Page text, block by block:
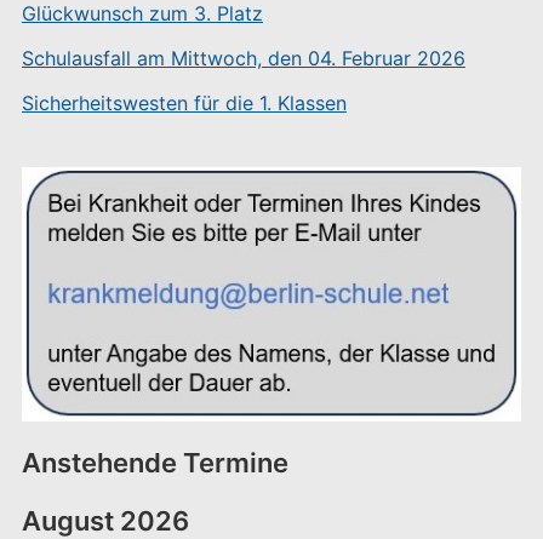
Glückwunsch zum 3. Platz
Schulausfall am Mittwoch, den 04. Februar 2026
Sicherheitswesten für die 1. Klassen
Anstehende Termine
August 2026